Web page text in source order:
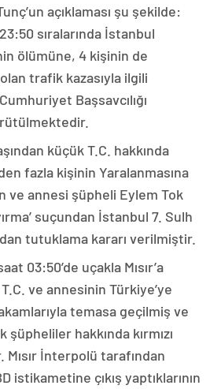
açıklaması şu şekilde:
sıralarında İstanbul
ölümüne, 4 kişinin de
trafik kazasıyla ilgili
Başsavcılığı
küçük T.C. hakkında
fazla kişinin Yaralanmasına
ve annesi şüpheli Eylem Tok
suçundan İstanbul 7. Sulh
tutuklama kararı verilmiştir.
03:50’de uçakla Mısır’a
ve annesinin Türkiye’ye
temasa geçilmiş ve
hakkında kırmızı
İnterpolü tarafından
istikametine çıkış yaptıklarının